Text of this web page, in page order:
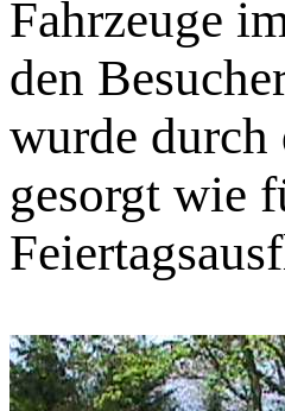
Fahrzeuge
den
wurde durch
gesorgt wie